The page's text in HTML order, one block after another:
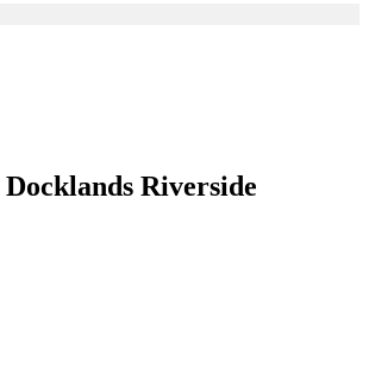
Riverside